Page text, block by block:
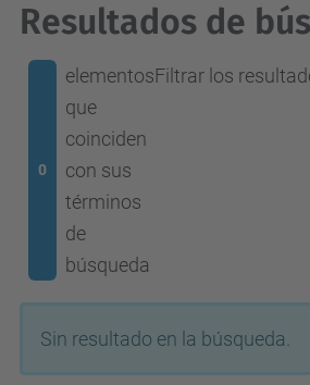
Resultados de
0
elementos
que
coinciden
con sus
términos
de
búsqueda
Filtrar los
Sin resultado en la búsqueda.